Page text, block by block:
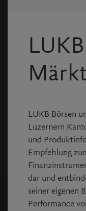
Registrieren
Sie virtuelle
LUKB Börsen
Luzernern
und
Empfehlung
dar und
seiner eigenen
Performance